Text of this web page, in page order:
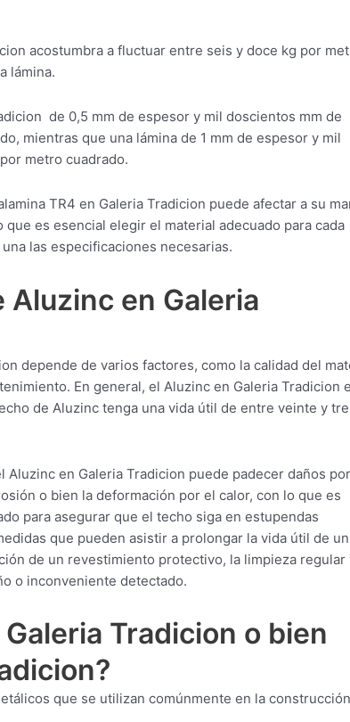
acostumbra a fluctuar entre seis y doce kg por
lámina.
de 0,5 mm de espesor y mil doscientos mm de
mientras que una lámina de 1 mm de espesor y mil
metro cuadrado.
TR4 en Galeria Tradicion puede afectar a su
es esencial elegir el material adecuado para cada
las especificaciones necesarias.
en Galeria
depende de varios factores, como la calidad del
En general, el Aluzinc en Galeria Tradicion
de Aluzinc tenga una vida útil de entre veinte y
en Galeria Tradicion puede padecer daños
o bien la deformación por el calor, con lo que es
para asegurar que el techo siga en estupendas
que pueden asistir a prolongar la vida útil de un
de un revestimiento protectivo, la limpieza regular
o inconveniente detectado.
Tradicion o bien
que se utilizan comúnmente en la